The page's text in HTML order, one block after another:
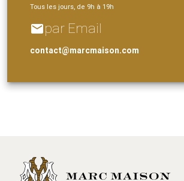
Tous les jours, de 9h à 19h
emailpar Email
contact@marcmaison.com